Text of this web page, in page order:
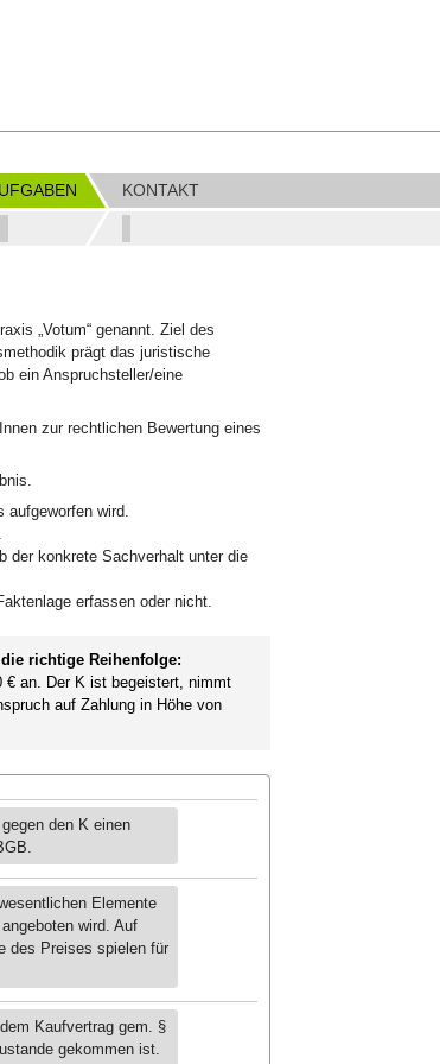
KONTAKT
„Votum“ genannt. Ziel des
prägt das juristische
ein Anspruchsteller/eine
zur rechtlichen Bewertung eines
wird.
der konkrete Sachverhalt unter die
erfassen oder nicht.
richtige Reihenfolge:
€ an. Der K ist begeistert, nimmt
auf Zahlung in Höhe von
den K einen
Elemente
wird. Auf
des Preises spielen für
Kaufvertrag gem. §
gekommen ist.